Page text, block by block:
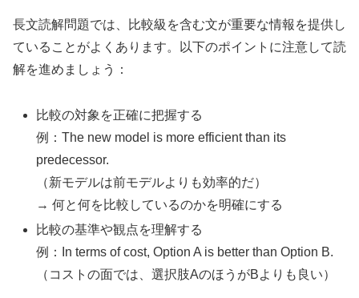
長文読解問題では、比較級を含む文が重要な情報を提供し
ていることがよくあります。以下のポイントに注意して読
解を進めましょう：
比較の対象を正確に把握する
例：The new model is more efficient than its
predecessor.
（新モデルは前モデルよりも効率的だ）
→ 何と何を比較しているのかを明確にする
比較の基準や観点を理解する
例：In terms of cost, Option A is better than Option B.
（コストの面では、選択肢AのほうがBよりも良い）